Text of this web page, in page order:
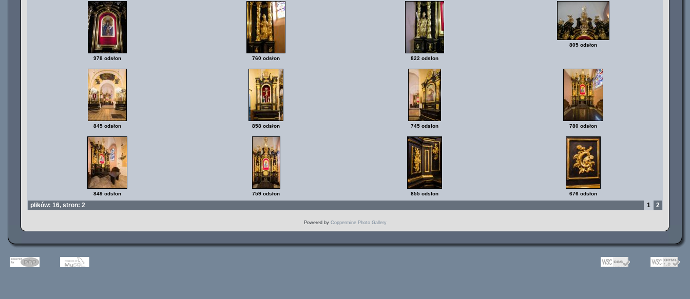
978 odsłon 760 odsłon 822 odsłon
805 odsłon
845 odsłon 858 odsłon 745 odsłon 780 odsłon
849 odsłon 759 odsłon 855 odsłon 676 odsłon
plików: 16, stron: 2 1 2
Powered by Coppermine Photo Gallery